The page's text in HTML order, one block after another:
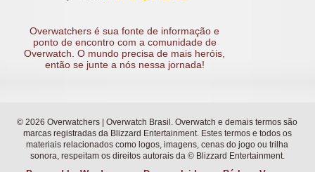
Overwatchers é sua fonte de informação e
ponto de encontro com a comunidade de
Overwatch. O mundo precisa de mais heróis,
então se junte a nós nessa jornada!
© 2026 Overwatchers | Overwatch Brasil. Overwatch e demais termos são
marcas registradas da Blizzard Entertainment. Estes termos e todos os
materiais relacionados como logos, imagens, cenas do jogo ou trilha
sonora, respeitam os direitos autorais da © Blizzard Entertainment.